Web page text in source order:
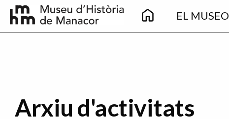
Pasar al contenido principal
Main
navigation
EL MUSEO
Arxiu d'activitats